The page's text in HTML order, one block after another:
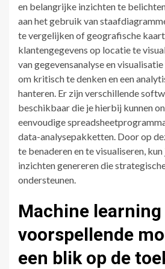
en belangrijke inzichten te
aan het gebruik van
te vergelijken of geografische
klantengegevens op locatie te
van gegevensanalyse en
om kritisch te denken en een
hanteren. Er zijn verschillende
beschikbaar die je hierbij kunnen
eenvoudige
data-analysepakketten. Door op
te benaderen en te visualiseren,
inzichten genereren die
ondersteunen.
Machine learning
voorspellende
een blik op de